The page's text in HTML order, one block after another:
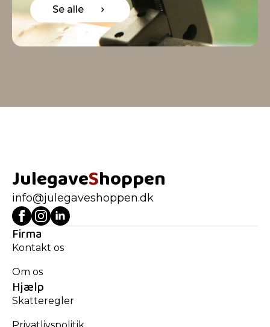
Se alle
JulegaveShoppen
info@julegaveshoppen.dk
Firma
Kontakt os
Om os
Hjælp
Skatteregler